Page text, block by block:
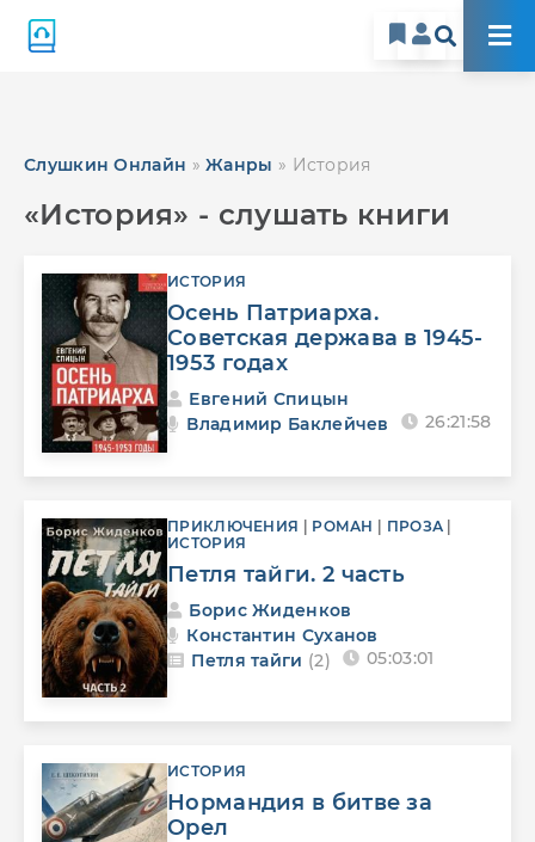
Слушкин Онлайн »Жанры » История
«История» - слушать книги
ИСТОРИЯ
Осень Патриарха.
Советская держава в 1945-
1953 годах
Евгений Спицын
Владимир Баклейчев
26:21:58
ПРИКЛЮЧЕНИЯ РОМАН ПРОЗА
ИСТОРИЯ
Петля тайги. 2 часть
Борис Жиденков
Константин Суханов
Петля тайги (2) 05:03:01
ИСТОРИЯ
Нормандия в битве за
Орел